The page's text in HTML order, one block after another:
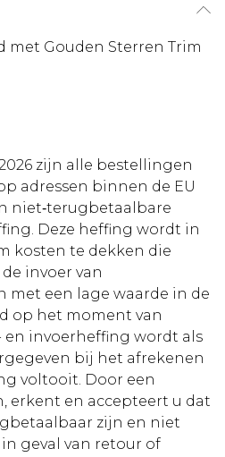
met Gouden Sterren Trim
zijn alle bestellingen
adressen binnen de EU
niet‑terugbetaalbare
Deze heffing wordt in
kosten te dekken die
invoer van
met een lage waarde in de
op het moment van
en invoerheffing wordt als
bij het afrekenen
voltooit. Door een
erkent en accepteert u dat
zijn en niet
geval van retour of